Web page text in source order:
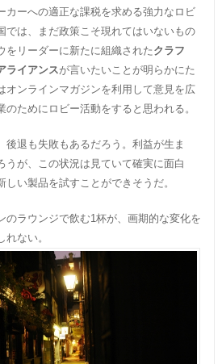
カーへの適正な課税を求める強力なロビ
では、まだ政策こそ現れてはいないもの
をリーダーに新たに組織されたクラフ
ライアンスが言いたいことが明らかにた
オンラインマガジンを利用して意見を広
ためにロビー活動をすると思われる。
後退も失敗もあるだろう。利益が生ま
うが、この状況は見ていて確実に面白
しい製品を試すことができそうだ。
のラウンジで飲む1杯が、画期的な変化を
ない。